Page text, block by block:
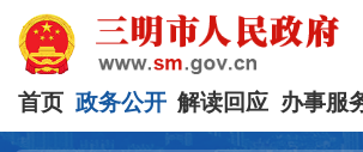
首页 政务公开 解读回应 办事服